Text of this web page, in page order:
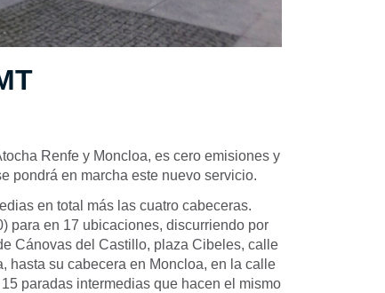
Renfe y Moncloa, es cero emisiones y
pondrá en marcha este nuevo servicio.
en total más las cuatro cabeceras.
para en 17 ubicaciones, discurriendo por
Cánovas del Castillo, plaza Cibeles, calle
hasta su cabecera en Moncloa, en la calle
paradas intermedias que hacen el mismo